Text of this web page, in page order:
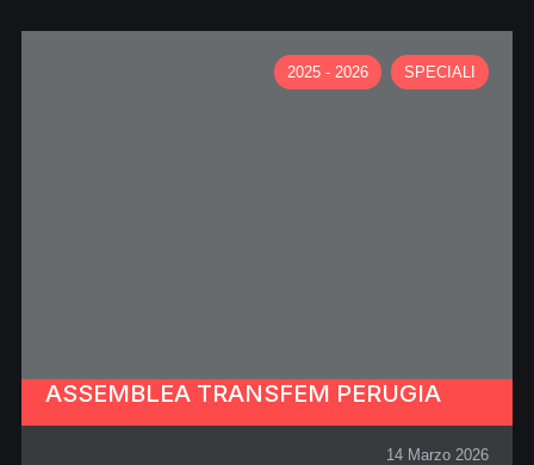
2025 - 2026 SPECIALI
ASSEMBLEA TRANSFEM PERUGIA
14 Marzo 2026